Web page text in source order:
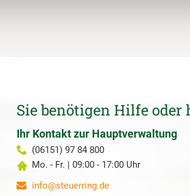
Sie benötigen Hilfe oder
Ihr Kontakt zur Hauptverwaltung
(06151) 97 84 800
Mo. - Fr. | 09:00 - 17:00 Uhr
info@steuerring.de